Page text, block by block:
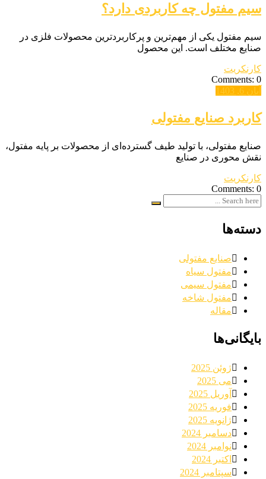
سیم مفتول چه کاربردی دارد؟
سیم مفتول یکی از مهم‌ترین و پرکاربردترین محصولات فلزی در
صنایع مختلف است. این محصول
کارنکریت
Comments: 0
آبان 6, 1403
کاربرد صنایع مفتولی
صنایع مفتولی، با تولید طیف گسترده‌ای از محصولات بر پایه مفتول،
نقش محوری در صنایع
کارنکریت
Comments: 0
دسته‌ها
صنایع مفتولی
مفتول سیاه
مفتول سیمی
مفتول شاخه
مقاله
بایگانی‌ها
ژوئن 2025
می 2025
آوریل 2025
فوریه 2025
ژانویه 2025
دسامبر 2024
نوامبر 2024
اکتبر 2024
سپتامبر 2024